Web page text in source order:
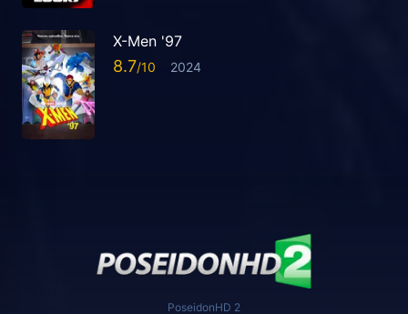
X-Men '97
8.7 2024
PoseidonHD 2